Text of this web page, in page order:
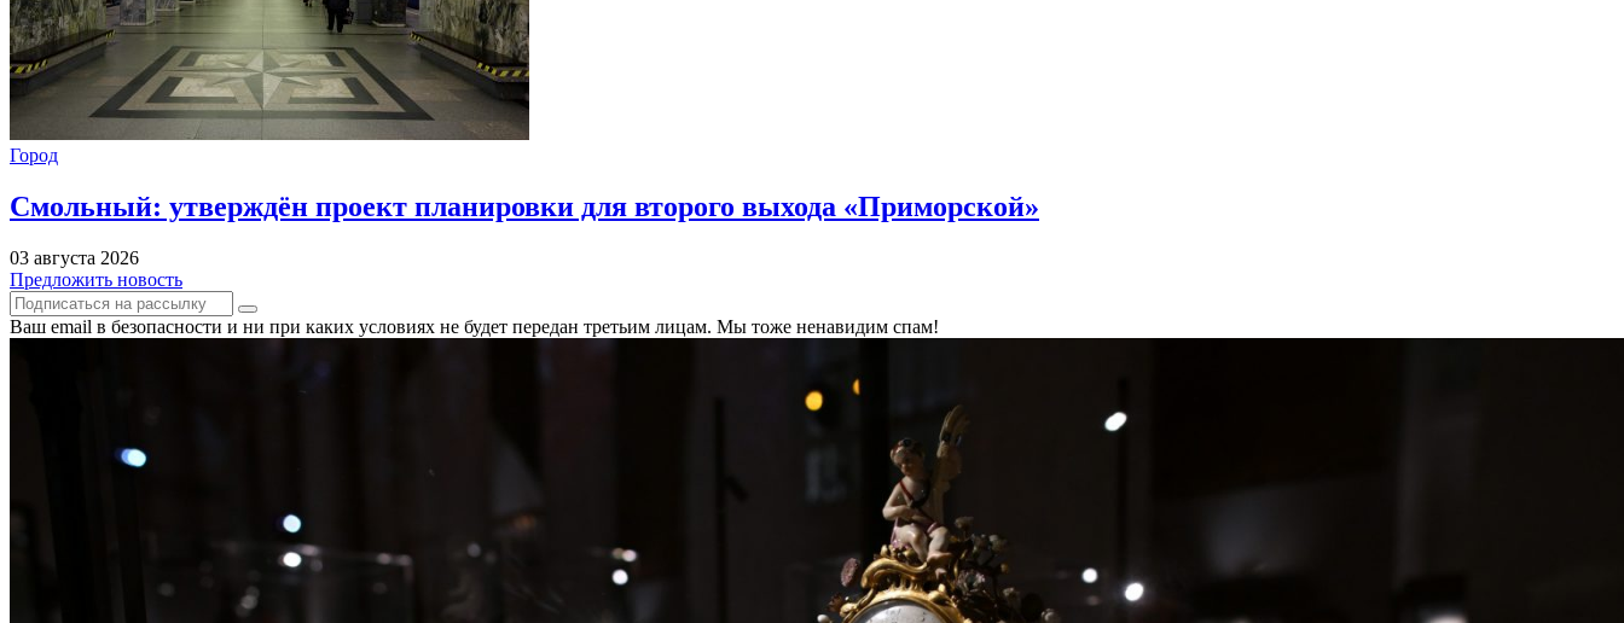
Город
Смольный: утверждён проект планировки для второго выхода «Приморской»
03 августа 2026
Предложить новость
Ваш email в безопасности и ни при каких условиях не будет передан третьим лицам. Мы тоже ненавидим спам!